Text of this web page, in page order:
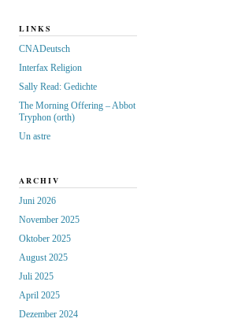
LINKS
CNADeutsch
Interfax Religion
Sally Read: Gedichte
The Morning Offering – Abbot
Tryphon (orth)
Un astre
ARCHIV
Juni 2026
November 2025
Oktober 2025
August 2025
Juli 2025
April 2025
Dezember 2024